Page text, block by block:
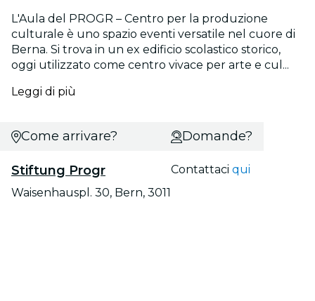
L'Aula del PROGR – Centro per la produzione
culturale è uno spazio eventi versatile nel cuore di
Berna. Si trova in un ex edificio scolastico storico,
oggi utilizzato come centro vivace per arte e cul...
Leggi di più
Come arrivare?
Stiftung Progr
Waisenhauspl. 30, Bern, 3011
Domande?
Contattaci qui